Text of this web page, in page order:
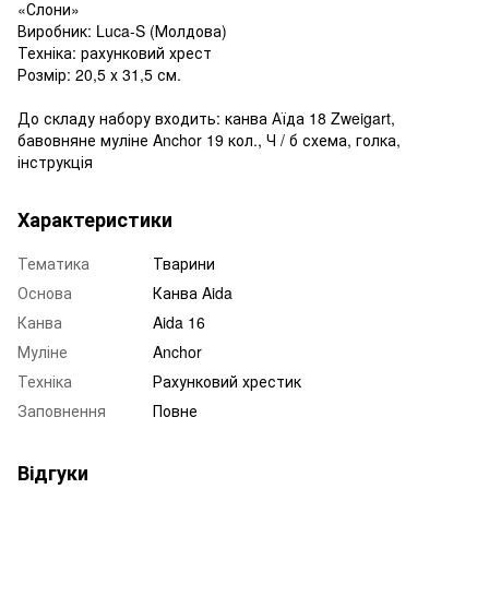
«Слони»
Виробник: Luca-S (Молдова)
Техніка: рахунковий хрест
Розмір: 20,5 х 31,5 см.
До складу набору входить: канва Аїда 18 Zweigart,
бавовняне муліне Anchor 19 кол., Ч / б схема, голка,
інструкція
Характеристики
Тематика
Тварини
Основа
Канва Aida
Канва
Aida 16
Муліне
Anchor
Техніка
Рахунковий хрестик
Заповнення
Повне
Відгуки